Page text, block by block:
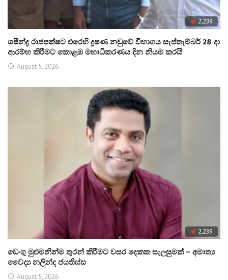
2,239
ශෂීන්ද්‍ර රාජපක්ෂට එරෙහි දූෂණ නඩුවේ විභාගය සැප්තැම්බර් 28 දා
ආරම්භ කිරීමට කොළඹ මහාධිකරණය දින නියම කරයි
August 5, 2026
2,239
ඩෙංගු මුළුමනින්ම තුරන් කිරීමට වසර දෙකක සැලසුමක් – අමාත්‍ය
වෛද්‍ය නලින්ද ජයතිස්ස
August 5, 2026